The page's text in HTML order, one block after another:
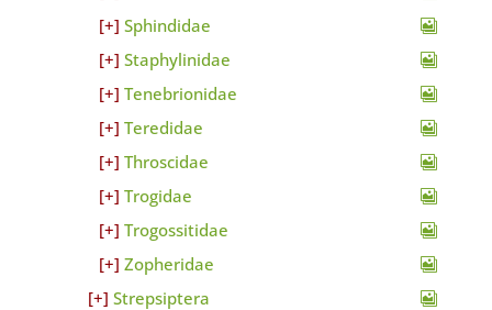
Sphindidae
Staphylinidae
Tenebrionidae
Teredidae
Throscidae
Trogidae
Trogossitidae
Zopheridae
Strepsiptera